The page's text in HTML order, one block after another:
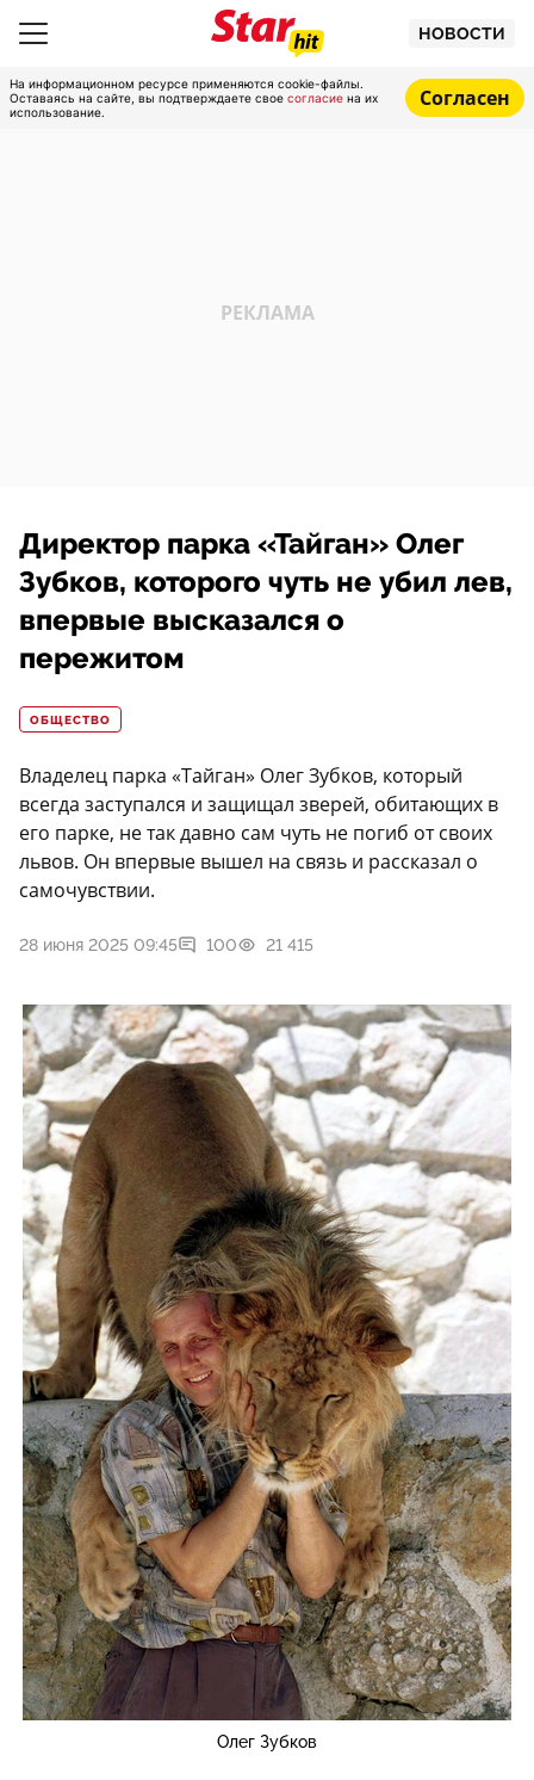
НОВОСТИ
На информационном ресурсе применяются cookie-файлы.
Оставаясь на сайте, вы подтверждаете свое согласие на их
использование.
Согласен
Директор парка «Тайган» Олег
Зубков, которого чуть не убил лев,
впервые высказался о
пережитом
ОБЩЕСТВО
Владелец парка «Тайган» Олег Зубков, который
всегда заступался и защищал зверей, обитающих в
его парке, не так давно сам чуть не погиб от своих
львов. Он впервые вышел на связь и рассказал о
самочувствии.
28 июня 2025 09:45 100 21 415
Олег Зубков